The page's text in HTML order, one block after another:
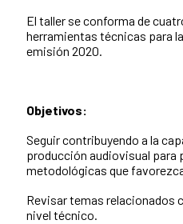
El taller se conforma de
herramientas técnicas para
emisión 2020.
Objetivos:
Seguir contribuyendo a la
producción audiovisual
metodológicas que
Revisar temas relacionados
nivel técnico.